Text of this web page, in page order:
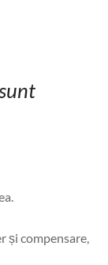
și compensare,